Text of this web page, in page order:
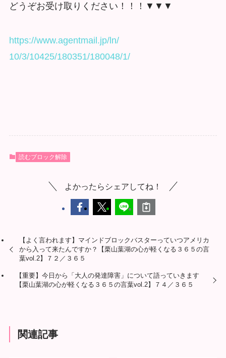
どうぞお受け取りください！！！▼▼▼
https://www.agentmail.jp/ln/
10/3/10425/180351/180048/1/
読むブロック解除
よかったらシェアしてね！
【よく言われます】マインドブロックバスターっていつアメリカ
から入って来たんですか？【栗山葉湖の心が軽くなる３６５の言
葉vol.2】７２／３６５
【重要】今日から「大人の発達障害」について語っていきます
【栗山葉湖の心が軽くなる３６５の言葉vol.2】７４／３６５
関連記事